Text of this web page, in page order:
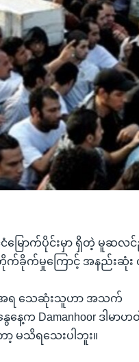
မြောက်ပိုင်းမှာ ရှိတဲ့ မူဆ
တိုက်ခိုက်မှုကြောင့် အနည်းဆုံ
ရ သေဆုံးသူဟာ အသက်
ေ့က Damanhoor ဒါမာဟ
သိရသေးပါဘူး။